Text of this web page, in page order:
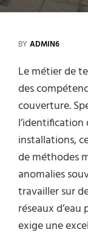
BY ADMIN6
Le métier de
des
couverture.
l’identification
installations,
de méthodes
anomalies
travailler sur
réseaux
exige une